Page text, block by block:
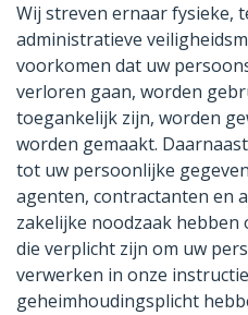
Wij streven ernaar fysieke,
administratieve
voorkomen dat uw
verloren gaan, worden
toegankelijk zijn, worden
worden gemaakt.
tot uw persoonlijke
agenten, contractanten en
zakelijke noodzaak
die verplicht zijn om uw
verwerken in onze
geheimhoudingsplicht